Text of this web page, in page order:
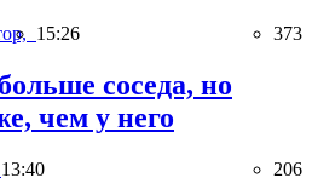
15:26 373
соседа, но
чем у него
13:40 206